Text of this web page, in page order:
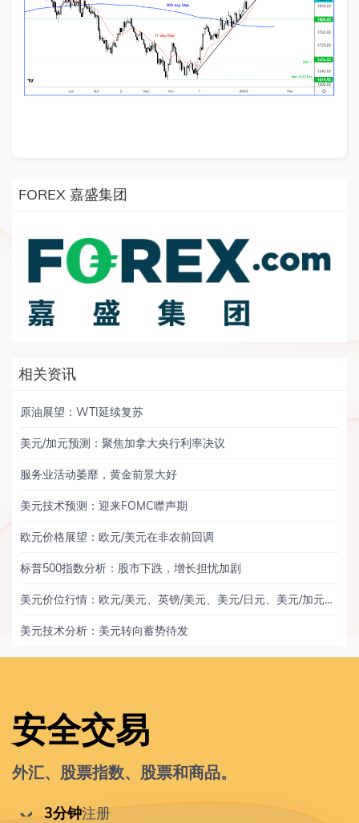
FOREX 嘉盛集团
相关资讯
原油展望：WTI延续复苏
美元/加元预测：聚焦加拿大央行利率决议
服务业活动萎靡，黄金前景大好
美元技术预测：迎来FOMC噤声期
欧元价格展望：欧元/美元在非农前回调
标普500指数分析：股市下跌，增长担忧加剧
美元价位行情：欧元/美元、英镑/美元、美元/日元、美元/加元、黄金
美元技术分析：美元转向蓄势待发
安全交易
外汇、股票指数、股票和商品。
3分钟注册